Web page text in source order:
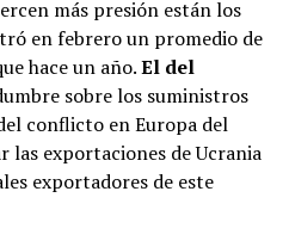
más presión están los
en febrero un promedio de
hace un año.El del
sobre los suministros
conflicto en Europa del
exportaciones de Ucrania
exportadores de este